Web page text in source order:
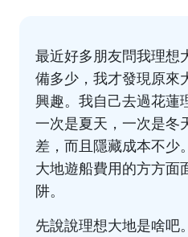
最近好多朋友問我理想
備多少，我才發現原來
興趣。我自己去過花蓮
一次是夏天，一次是冬
差，而且隱藏成本不少
大地遊船費用的方方面
阱。
先說說理想大地是啥吧